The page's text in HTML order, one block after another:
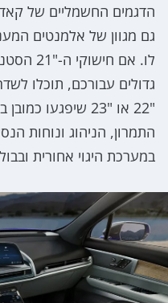
הדגמים החשמליים של
גם מגוון של אלמנטים
לו. אם
גדולים עבורכם, תוכלו
"22 או "23
התמרון, הניהוג ונוחות
במערכת היגוי אחורית